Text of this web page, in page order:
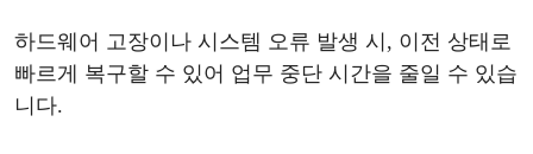
하드웨어 고장이나 시스템 오류 발생 시 , 이전 상태로
빠르게 복구할 수 있어 업무 중단 시간을 줄일 수 있습
니다.